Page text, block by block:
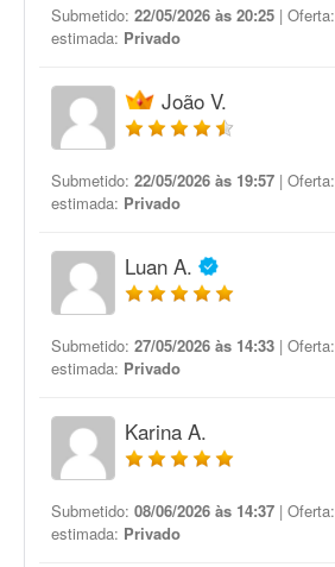
Submetido: 22/05/2026 às 20:25 | Oferta:
estimada: Privado
João V.
Submetido: 22/05/2026 às 19:57 | Oferta:
estimada: Privado
Luan A.
Submetido: 27/05/2026 às 14:33 | Oferta:
estimada: Privado
Karina A.
Submetido: 08/06/2026 às 14:37 | Oferta:
estimada: Privado